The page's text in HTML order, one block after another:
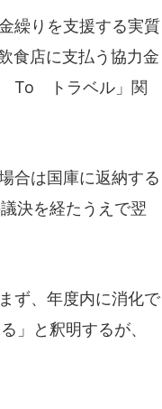
繰りを支援する実質
食店に支払う協力金
To トラベル」関
合は国庫に返納する
決を経たうえで翌
ず、年度内に消化で
」と釈明するが、